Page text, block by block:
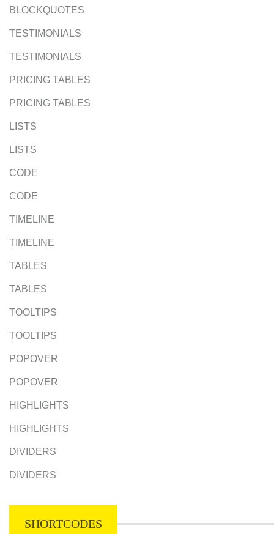
BLOCKQUOTES
TESTIMONIALS
TESTIMONIALS
PRICING TABLES
PRICING TABLES
LISTS
LISTS
CODE
CODE
TIMELINE
TIMELINE
TABLES
TABLES
TOOLTIPS
TOOLTIPS
POPOVER
POPOVER
HIGHLIGHTS
HIGHLIGHTS
DIVIDERS
DIVIDERS
SHORTCODES